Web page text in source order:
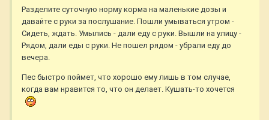
Разделите суточную норму корма на маленькие дозы и
давайте с руки за послушание. Пошли умываться утром -
Сидеть, ждать. Умылись - дали еду с руки. Вышли на улицу -
Рядом, дали еды с руки. Не пошел рядом - убрали еду до
вечера.
Пес быстро поймет, что хорошо ему лишь в том случае,
когда вам нравится то, что он делает. Кушать-то хочется